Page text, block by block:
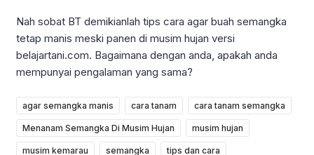
Nah sobat BT demikianlah tips cara agar buah semangka
tetap manis meski panen di musim hujan versi
belajartani.com. Bagaimana dengan anda, apakah anda
mempunyai pengalaman yang sama?
agar semangka manis cara tanam cara tanam semangka
Menanam Semangka Di Musim Hujan musim hujan
musim kemarau semangka tips dan cara